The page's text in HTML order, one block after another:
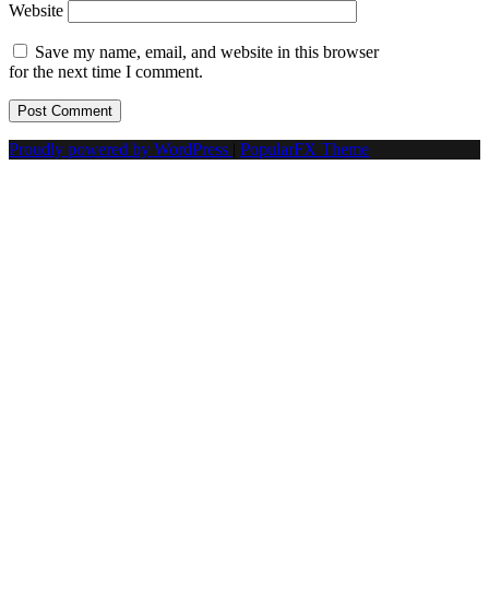
Website
Save my name, email, and website in this browser
for the next time I comment.
Proudly powered by WordPress PopularFX Theme